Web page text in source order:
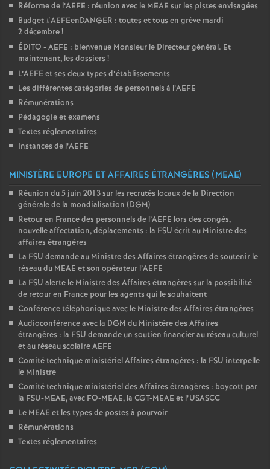
Réforme de l’AEFE : réunion avec le MEAE sur les pistes envisagées
Budget #AEFEenDANGER : toutes et tous en grève mardi
2 décembre!
ÉDITO - AEFE : bienvenue Monsieur le Directeur général. Et
maintenant, les dossiers !
L’AEFE et ses deux types d’établissements
Les différentes catégories de personnels à l’AEFE
Rémunérations
Pédagogie et examens
Textes réglementaires
Instances de l’AEFE
MINISTÈRE EUROPE ET AFFAIRES ÉTRANGÈRES (MEAE)
Réunion du 5 juin 2013 sur les recrutés locaux de la Direction
générale de la mondialisation (DGM)
Retour en France des personnels de l’AEFE lors des congés,
nouvelle affectation, déplacements : la FSU écrit au Ministre des
affaires étrangères
La FSU demande au Ministre des Affaires étrangères de soutenir le
réseau du MEAE et son opérateur l’AEFE
La FSU alerte le Ministre des Affaires étrangères sur la possibilité
de retour en France pour les agents qui le souhaitent
Conférence téléphonique avec le Ministre des Affaires étrangères
Audioconférence avec la DGM du Ministère des Affaires
étrangères : la FSU demande un soutien financier au réseau culturel
et au réseau scolaire AEFE
Comité technique ministériel Affaires étrangères : la FSU interpelle
le Ministre
Comité technique ministériel des Affaires étrangères : boycott par
la FSU-MEAE, avec FO-MEAE, la CGT-MEAE et l’USASCC
Le MEAE et les types de postes à pourvoir
Rémunérations
Textes réglementaires